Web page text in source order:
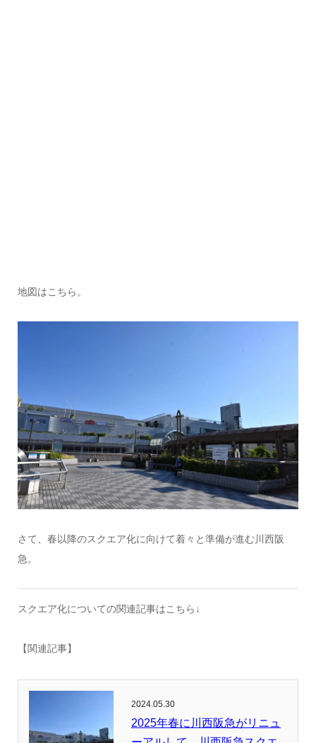
地図はこちら。
さて、春以降のスクエア化に向けて着々と準備が進む川西阪
急。
スクエア化についての関連記事はこちら↓
【関連記事】
2024.05.30
2025年春に川西阪急がリニュ